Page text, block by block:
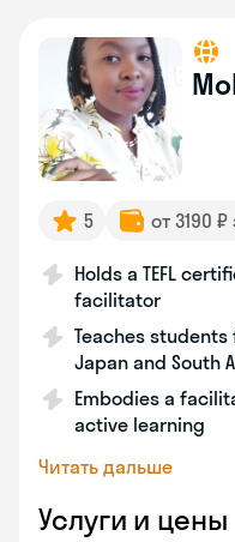
5 от 3190
Holds a TEFL
facilitator
Teaches
Japan and South
Embodies a
active learning
Читать дальше
Услуги и цены